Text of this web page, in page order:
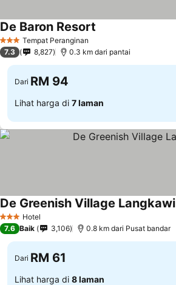
3 BintangTempat Peranginan
De Baron Resort
7.3 8,827 0.3 km dari pantai
Dari RM 94
Lihat harga di 7 laman
3 BintangHotel
De Greenish Village Langkawi
7.6 Baik 3,106 0.8 km dari Pusat bandar
Dari RM 61
Lihat harga di 8 laman